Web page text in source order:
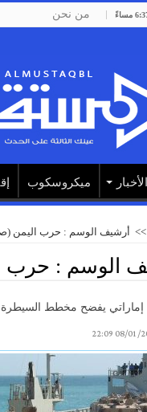
من نحن
الأخبار ميكروسكوب
>> أرشيف الوسم : حرب اليمن
الوسم : حرب
إماراتي يفضح مخطط
08/01/2019